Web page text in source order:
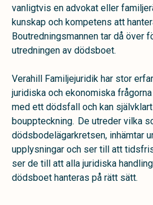
vanligtvis en advokat eller
kunskap och kompetens att
Boutredningsmannen tar då över
utredningen av dödsboet.
Verahill Familjejuridik har stor
juridiska och ekonomiska
med ett dödsfall och kan
bouppteckning. De utreder vilka
dödsbodelägarkretsen, inhämtar
upplysningar och ser till att
ser de till att alla juridiska
dödsboet hanteras på rätt sätt.